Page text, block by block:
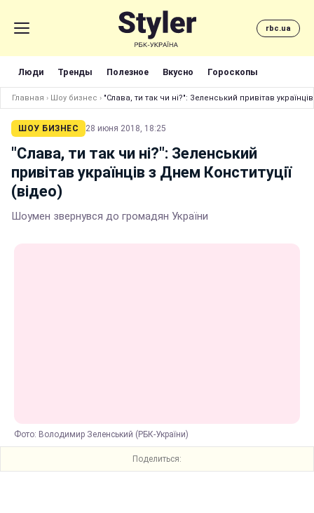
rbc.ua
Люди Тренды Полезное Вкусно Гороскопы
Главная › Шоу бизнес › "Слава, ти так чи ні?": Зеленський привітав
ШОУ БИЗНЕС 28 июня 2018, 18:25
"Слава, ти так чи ні?": Зеленський
привітав українців з Днем Конституції
(відео)
Шоумен звернувся до громадян України
Фото: Володимир Зеленський (РБК-України)
Поделиться: